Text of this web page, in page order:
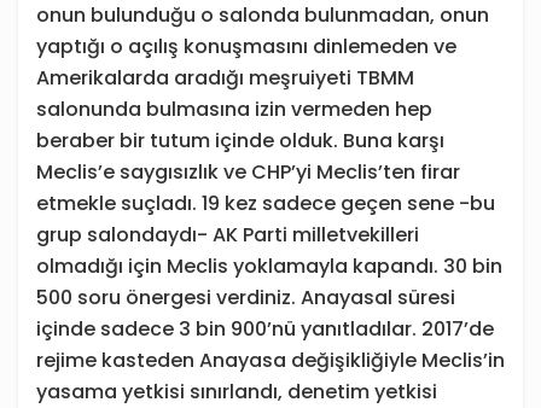
onun bulunduğu o salonda bulunmadan, onun
yaptığı o açılış konuşmasını dinlemeden ve
Amerikalarda aradığı meşruiyeti TBMM
salonunda bulmasına izin vermeden hep
beraber bir tutum içinde olduk. Buna karşı
Meclis’e saygısızlık ve CHP’yi Meclis’ten firar
etmekle suçladı. 19 kez sadece geçen sene -bu
grup salondaydı- AK Parti milletvekilleri
olmadığı için Meclis yoklamayla kapandı. 30 bin
500 soru önergesi verdiniz. Anayasal süresi
içinde sadece 3 bin 900’nü yanıtladılar. 2017’de
rejime kasteden Anayasa değişikliğiyle Meclis’in
yasama yetkisi sınırlandı, denetim yetkisi